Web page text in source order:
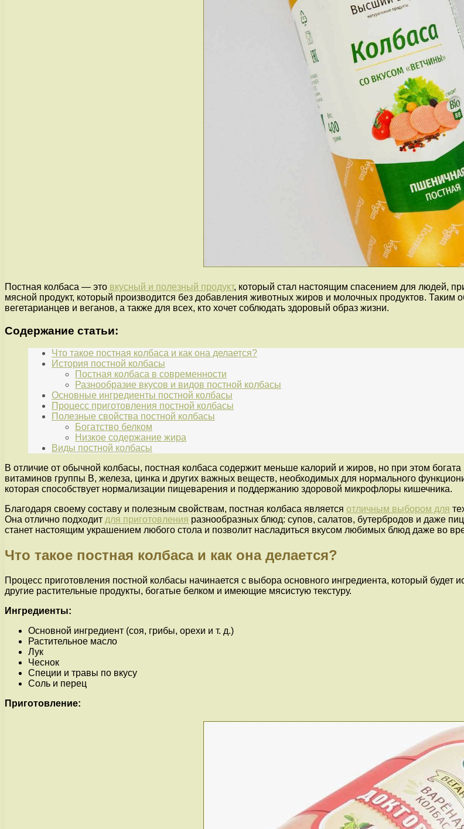
Постная колбаса — это вкусный и полезный продукт, который стал настоящим спасением для людей,
мясной продукт, который производится без добавления животных жиров и молочных продуктов. Таким
вегетарианцев и веганов, а также для всех, кто хочет соблюдать здоровый образ жизни.
Содержание статьи:
Что такое постная колбаса и как она делается?
История постной колбасы
Постная колбаса в современности
Разнообразие вкусов и видов постной колбасы
Основные ингредиенты постной колбасы
Процесс приготовления постной колбасы
Полезные свойства постной колбасы
Богатство белком
Низкое содержание жира
Виды постной колбасы
В отличие от обычной колбасы, постная колбаса содержит меньше калорий и жиров, но при этом
витаминов группы В, железа, цинка и других важных веществ, необходимых для нормального
которая способствует нормализации пищеварения и поддержанию здоровой микрофлоры кишечника.
Благодаря своему составу и полезным свойствам, постная колбаса является отличным выбором для
Она отлично подходит для приготовления разнообразных блюд: супов, салатов, бутербродов и даже
станет настоящим украшением любого стола и позволит насладиться вкусом любимых блюд даже во
Что такое постная колбаса и как она делается?
Процесс приготовления постной колбасы начинается с выбора основного ингредиента, который
другие растительные продукты, богатые белком и имеющие мясистую текстуру.
Ингредиенты:
Основной ингредиент (соя, грибы, орехи и т. д.)
Растительное масло
Лук
Чеснок
Специи и травы по вкусу
Соль и перец
Приготовление: